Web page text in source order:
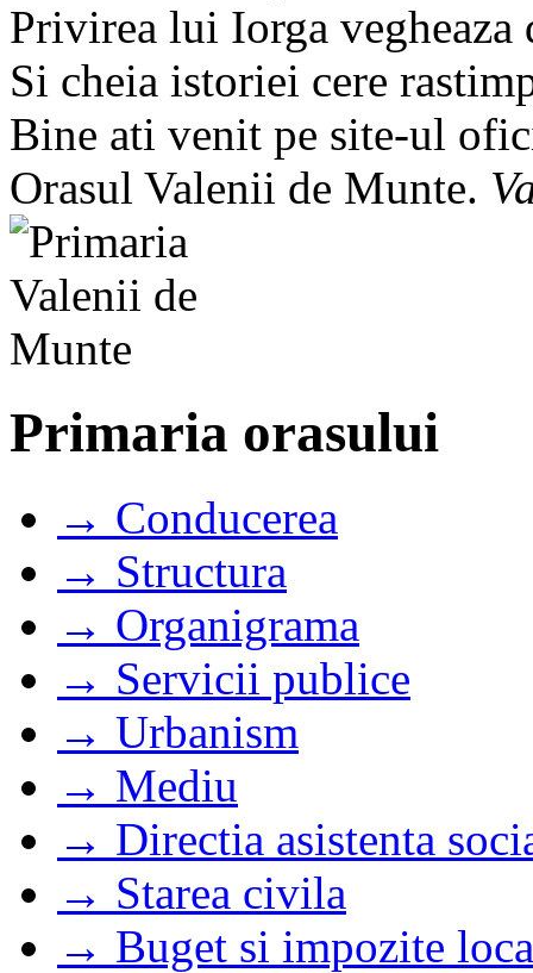
Privirea lui Iorga
Si cheia istoriei cere
Bine ati venit pe site-ul
Orasul Valenii de Munte.
Primaria orasului
→ Conducerea
→ Structura
→ Organigrama
→ Servicii publice
→ Urbanism
→ Mediu
→ Directia asistenta
→ Starea civila
→ Buget si impozite